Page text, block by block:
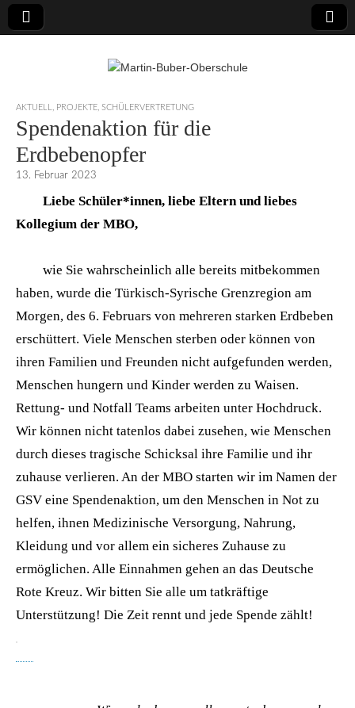
Martin-Buber-
Oberschule
AKTUELL PROJEKTE SCHÜLERVERTRETUNG
Spendenaktion für die
Erdbebenopfer
13. Februar 2023
Liebe Schüler*innen, liebe Eltern und liebes
Kollegium der MBO,
wie Sie wahrscheinlich alle bereits mitbekommen
haben, wurde die Türkisch-Syrische Grenzregion am
Morgen, des 6. Februars von mehreren starken Erdbeben
erschüttert. Viele Menschen sterben oder können von
ihren Familien und Freunden nicht aufgefunden werden,
Menschen hungern und Kinder werden zu Waisen.
Rettung- und Notfall Teams arbeiten unter Hochdruck.
Wir können nicht tatenlos dabei zusehen, wie Menschen
durch dieses tragische Schicksal ihre Familie und ihr
zuhause verlieren. An der MBO starten wir im Namen der
GSV eine Spendenaktion, um den Menschen in Not zu
helfen, ihnen Medizinische Versorgung, Nahrung,
Kleidung und vor allem ein sicheres Zuhause zu
ermöglichen. Alle Einnahmen gehen an das Deutsche
Rote Kreuz. Wir bitten Sie alle um tatkräftige
Unterstützung! Die Zeit rennt und jede Spende zählt!